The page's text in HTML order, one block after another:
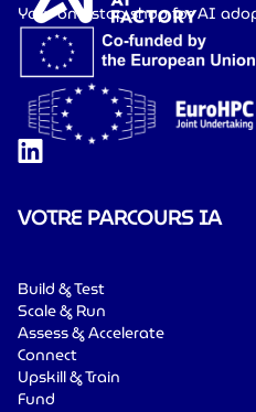
Your one-stop shop for AI
VOTRE PARCOURS IA
Build & Test
Scale & Run
Assess & Accelerate
Connect
Upskill & Train
Fund